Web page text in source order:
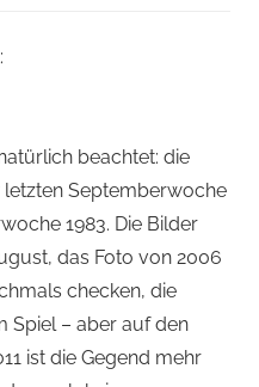
beachtet: die
Septemberwoche
1983. Die Bilder
das Foto von 2006
checken, die
Spiel – aber auf den
ist die Gegend mehr